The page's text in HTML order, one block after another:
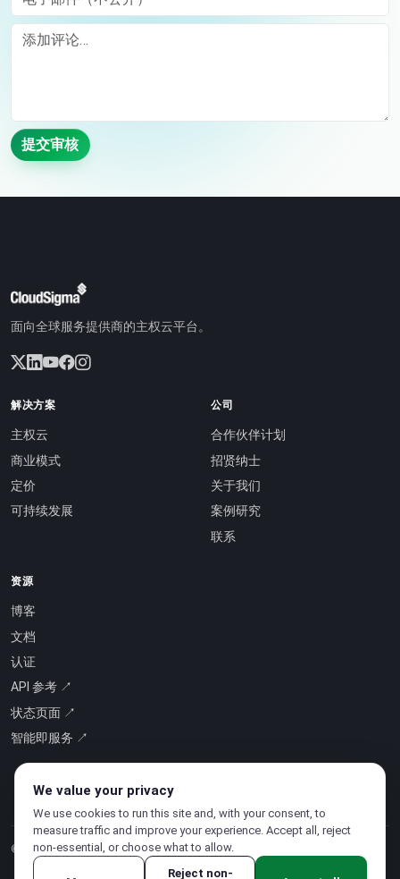
Comment
提交审核
面向全球服务提供商的主权云平台。
解决方案
主权云
商业模式
定价
可持续发展
公司
合作伙伴计划
招贤纳士
关于我们
案例研究
联系
资源
博客
文档
认证
API 参考 ↗
状态页面 ↗
智能即服务 ↗
© 2026 CloudSigma Holding AG.版权所有.
We value your privacy
We use cookies to run this site and, with your consent, to
measure traffic and improve your experience. Accept all, reject
non-essential, or choose what to allow.
Reject non-